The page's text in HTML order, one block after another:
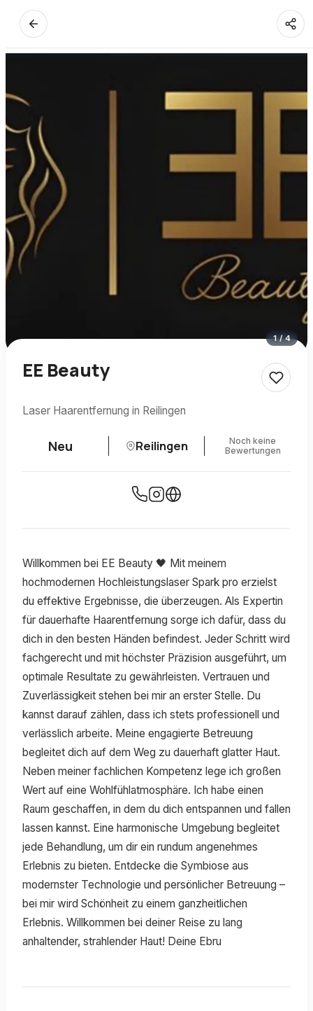
1/4
EE Beauty
Laser Haarentfernung in Reilingen
Neu Reilingen
Noch keine
Bewertungen
Willkommen bei EE Beauty 🖤 Mit meinem
hochmodernen Hochleistungslaser Spark pro erzielst
du effektive Ergebnisse, die überzeugen. Als Expertin
für dauerhafte Haarentfernung sorge ich dafür, dass du
dich in den besten Händen befindest. Jeder Schritt wird
fachgerecht und mit höchster Präzision ausgeführt, um
optimale Resultate zu gewährleisten. Vertrauen und
Zuverlässigkeit stehen bei mir an erster Stelle. Du
kannst darauf zählen, dass ich stets professionell und
verlässlich arbeite. Meine engagierte Betreuung
begleitet dich auf dem Weg zu dauerhaft glatter Haut.
Neben meiner fachlichen Kompetenz lege ich großen
Wert auf eine Wohlfühlatmosphäre. Ich habe einen
Raum geschaffen, in dem du dich entspannen und fallen
lassen kannst. Eine harmonische Umgebung begleitet
jede Behandlung, um dir ein rundum angenehmes
Erlebnis zu bieten. Entdecke die Symbiose aus
modernster Technologie und persönlicher Betreuung –
bei mir wird Schönheit zu einem ganzheitlichen
Erlebnis. Willkommen bei deiner Reise zu lang
anhaltender, strahlender Haut! Deine Ebru